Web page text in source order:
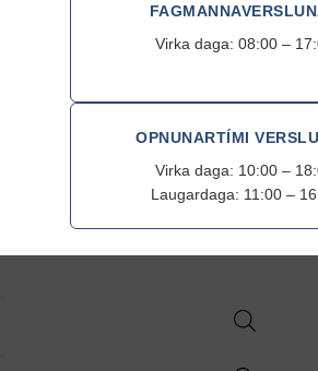
Virka daga: 08:00 –
OPNUNARTÍMI
Virka daga: 10:00 –
Laugardaga: 11:00 –